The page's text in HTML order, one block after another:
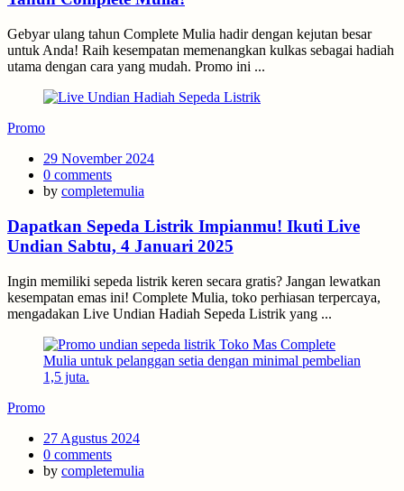
Gebyar ulang tahun Complete Mulia hadir dengan kejutan besar
untuk Anda! Raih kesempatan memenangkan kulkas sebagai hadiah
utama dengan cara yang mudah. Promo ini ...
Promo
Posted
on
29 November 2024
0 comments
by completemulia
Dapatkan Sepeda Listrik Impianmu! Ikuti Live
Undian Sabtu, 4 Januari 2025
Ingin memiliki sepeda listrik keren secara gratis? Jangan lewatkan
kesempatan emas ini! Complete Mulia, toko perhiasan terpercaya,
mengadakan Live Undian Hadiah Sepeda Listrik yang ...
Promo
Posted
on
27 Agustus 2024
0 comments
by completemulia